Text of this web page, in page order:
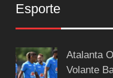
Esporte
Atalanta
Volante